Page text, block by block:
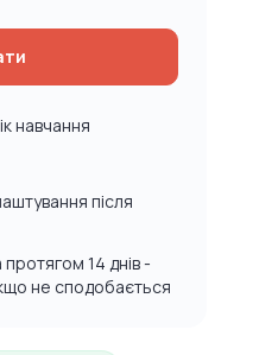
навчання
після
14 днів -
не сподобається